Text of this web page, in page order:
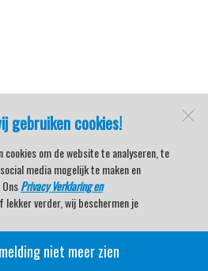
gebruiken cookies!
om de website te analyseren, te
media mogelijk te maken en
Privacy Verklaring en
verder, wij beschermen je
Beleving & Nieuws!
niet meer zien